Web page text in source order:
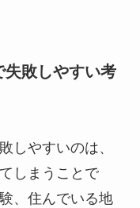
失敗しやすい考
しやすいのは、
しまうことで
、住んでいる地